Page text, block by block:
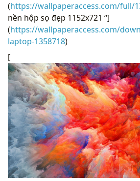
(https://wallpaperaccess.com/full/
nền hộp sọ đẹp 1152x721 “]
(https://wallpaperaccess.com/
laptop-1358718)
[